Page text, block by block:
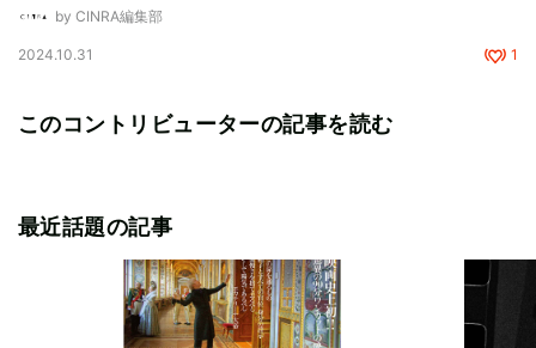
by CINRA編集部
2024.10.31 1
このコントリビューターの記事を読む
最近話題の記事